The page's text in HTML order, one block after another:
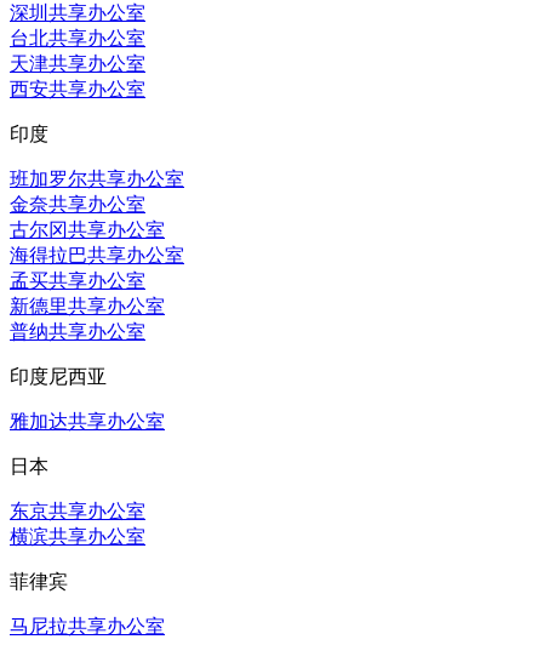
深圳共享办公室
台北共享办公室
天津共享办公室
西安共享办公室
印度
班加罗尔共享办公室
金奈共享办公室
古尔冈共享办公室
海得拉巴共享办公室
孟买共享办公室
新德里共享办公室
普纳共享办公室
印度尼西亚
雅加达共享办公室
日本
东京共享办公室
横滨共享办公室
菲律宾
马尼拉共享办公室